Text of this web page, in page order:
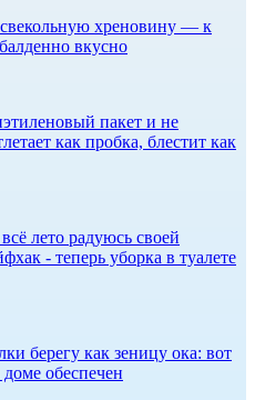
хреновину — к
вкусно
пакет и не
как пробка, блестит как
лето радуюсь своей
- теперь уборка в туалете
берегу как зеницу ока: вот
обеспечен